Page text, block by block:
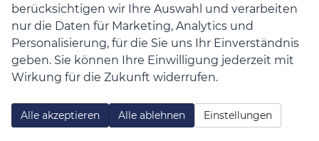
Hier ist, was Sie erwartet:
weiterlesen »
berücksichtigen wir Ihre Auswahl und verarbeiten
nur die Daten für Marketing, Analytics und
Personalisierung, für die Sie uns Ihr Einverständnis
geben. Sie können Ihre Einwilligung jederzeit mit
Wirkung für die Zukunft widerrufen.
Alle akzeptieren Alle ablehnen Einstellungen